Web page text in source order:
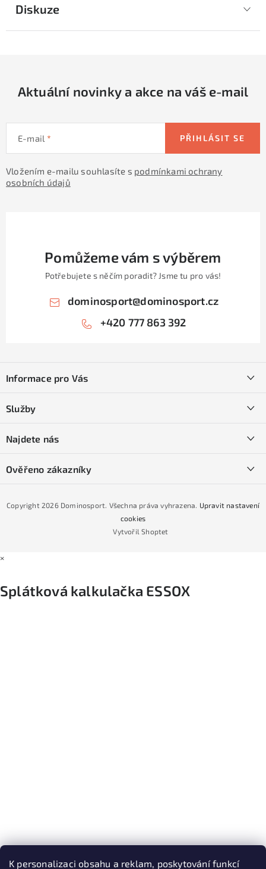
K personalizaci obsahu a reklam, poskytování funkcí
Diskuze
Aktuální novinky a akce na váš e-mail
E-mail
Vložením e-mailu souhlasíte s podmínkami ochrany
osobních údajů
PŘIHLÁSIT SE
Pomůžeme vám s výběrem
Potřebujete s něčím poradit? Jsme tu pro vás!
dominosport@dominosport.cz
+420 777 863 392
pInformace pro Vás
Obchodní podmínky
Podmínky GDPR
Podmínky nákupu na splátky ESSOX
Služby
Naše prodejna
Najdete nás
Ověřeno zákazníky
Vytvořil Shoptet
Copyright 2026 Dominosport. Všechna práva vyhrazena. Upravit nastavení
cookies
×
Splátková kalkulačka ESSOX